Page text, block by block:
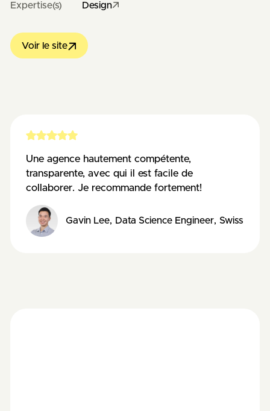
Expertise(s) Design
Voir le site
Une agence hautement compétente,
transparente, avec qui il est facile de
collaborer. Je recommande fortement!
Gavin Lee, Data Science Engineer, Swiss Data